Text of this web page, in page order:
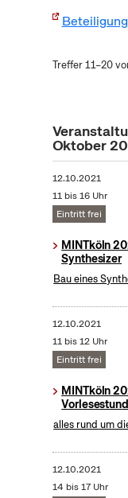
Treffer 11–20
Oktober
12.10.2021
11 bis 16 Uhr
Eintritt frei
MINTköln
Synthesizer
Bau eines
12.10.2021
11 bis 12 Uhr
Eintritt frei
MINTköln
alles rund um
12.10.2021
14 bis 17 Uhr